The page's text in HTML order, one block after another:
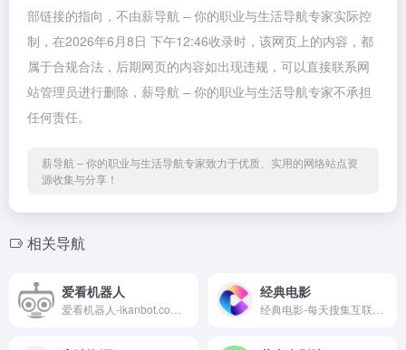
部链接的指向，不由薪导航 – 你的职业与生活导航专家实际控
制，在2026年6月8日 下午12:46收录时，该网页上的内容，都
属于合规合法，后期网页的内容如出现违规，可以直接联系网
站管理员进行删除，薪导航 – 你的职业与生活导航专家不承担
任何责任。
薪导航 – 你的职业与生活导航专家致力于优质、实用的网络站点资
源收集与分享！
相关导航
爱看机器人 经典电影